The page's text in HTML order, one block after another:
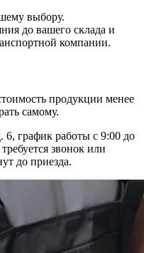
выбору.
до вашего склада и
компании.
продукции менее
самому.
6, график работы с 9:00 до
звонок или
до приезда.